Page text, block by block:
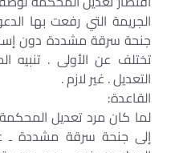
الجريمة التي رفعت بها
جنحة سرقة مشددة دون
تختلف عن الأولى . تنبيه
التعديل . غير لازم .
القاعدة:
لما كان مرد تعديل
إلى جنحة سرقة مشددة ـ